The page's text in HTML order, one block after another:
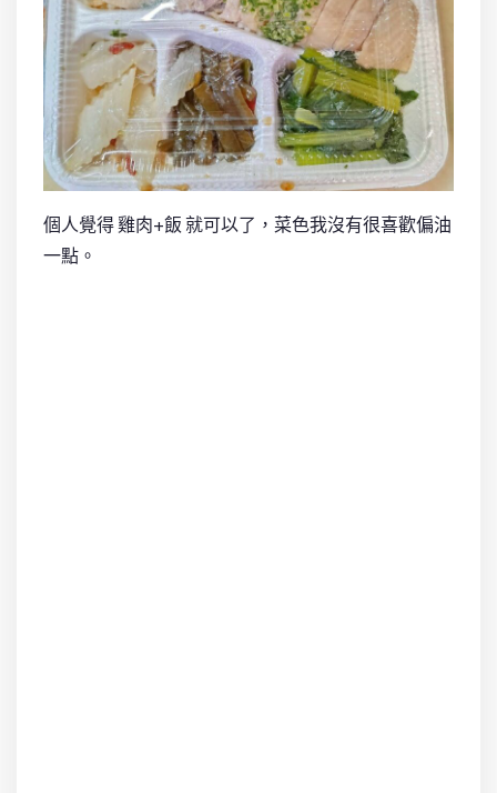
個人覺得 雞肉+飯 就可以了，菜色我沒有很喜歡偏油
一點。